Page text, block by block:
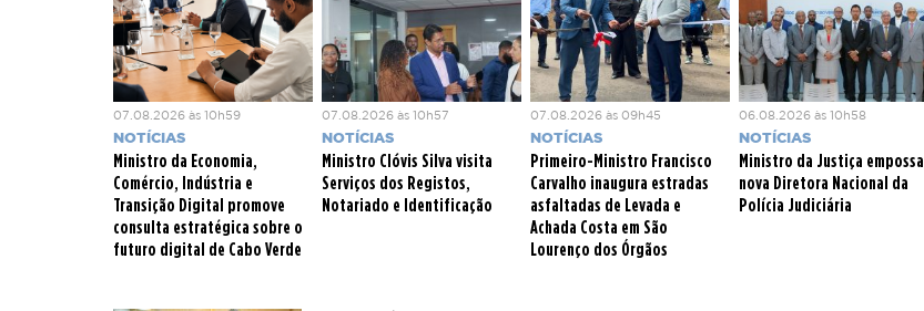
07.08.2026 às 10h59
NOTÍCIAS
Ministro da Economia,
Comércio, Indústria e
Transição Digital promove
consulta estratégica sobre o
futuro digital de Cabo Verde
07.08.2026 às 10h57
NOTÍCIAS
Ministro Clóvis Silva visita
Serviços dos Registos,
Notariado e Identificação
07.08.2026 às 09h45
NOTÍCIAS
Primeiro-Ministro Francisco
Carvalho inaugura estradas
asfaltadas de Levada e
Achada Costa em São
Lourenço dos Órgãos
06.08.2026 às 10h58
NOTÍCIAS
Ministro da Justiça empossa
nova Diretora Nacional da
Polícia Judiciária